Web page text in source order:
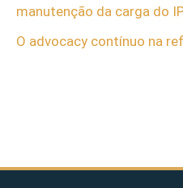
manutenção da carga do
O advocacy contínuo na